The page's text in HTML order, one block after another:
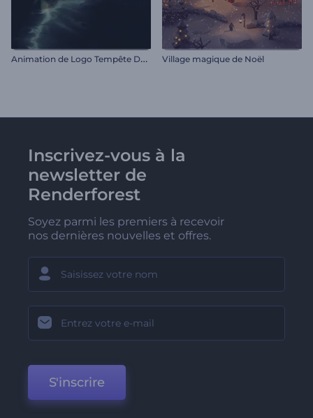
A
nimation de Logo Tempête Déchaînée Village magique de Noël
Inscrivez-vous à la
newsletter de
Renderforest
Soyez parmi les premiers à recevoir
nos dernières nouvelles et offres.
S'inscrire